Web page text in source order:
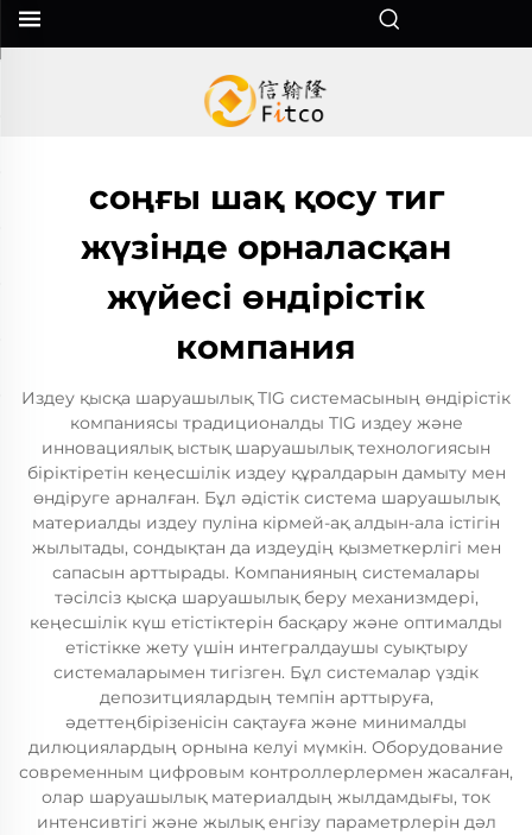
соңғы шақ қосу тиг
жүзінде орналасқан
жүйесі өндірістік
компания
Издеу қысқа шаруашылық TIG системасының өндірістік
компаниясы традиционалды TIG издеу және
инновациялық ыстық шаруашылық технологиясын
біріктіретін кеңесшілік издеу құралдарын дамыту мен
өндіруге арналған. Бұл әдістік система шаруашылық
материалды издеу пуліна кірмей-ақ алдын-ала істігін
жылытады, сондықтан да издеудің қызметкерлігі мен
сапасын арттырады. Компанияның системалары
тәсілсіз қысқа шаруашылық беру механизмдері,
кеңесшілік күш етістіктерін басқару және оптималды
етістікке жету үшін интегралдаушы суықтыру
системаларымен тигізген. Бұл системалар үздік
депозитциялардың темпін арттыруға,
әдеттеңбірізенісін сақтауға және минималды
дилюциялардың орнына келуі мүмкін. Оборудование
современным цифровым контроллерлермен жасалған,
олар шаруашылық материалдың жылдамдығы, ток
интенсивтігі және жылық енгізу параметрлерін дәл